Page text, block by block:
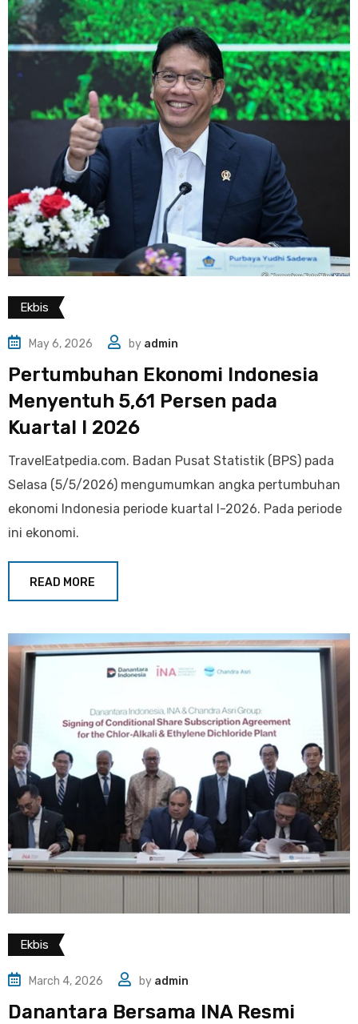
Ekbis
May 6, 2026 by admin
Pertumbuhan Ekonomi Indonesia
Menyentuh 5,61 Persen pada
Kuartal I 2026
TravelEatpedia.com. Badan Pusat Statistik (BPS) pada
Selasa (5/5/2026) mengumumkan angka pertumbuhan
ekonomi Indonesia periode kuartal I-2026. Pada periode
ini ekonomi.
READ MORE
Ekbis
March 4, 2026 by admin
Danantara Bersama INA Resmi